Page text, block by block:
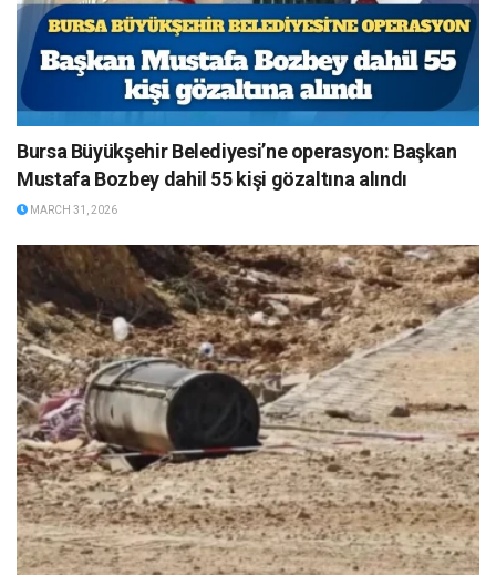
Bursa Büyükşehir Belediyesi’ne operasyon: Başkan
Mustafa Bozbey dahil 55 kişi gözaltına alındı
MARCH 31, 2026